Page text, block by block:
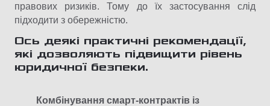
правових ризиків. Тому до їх застосування слід
підходити з обережністю.
Ось деякі практичні рекомендації,
які дозволяють підвищити рівень
юридичної безпеки.
Комбінування смарт-контрактів із